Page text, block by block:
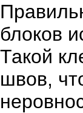
блоков
Такой
швов,